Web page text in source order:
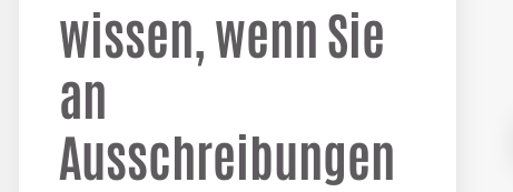
wissen, wenn Sie
an
Ausschreibungen